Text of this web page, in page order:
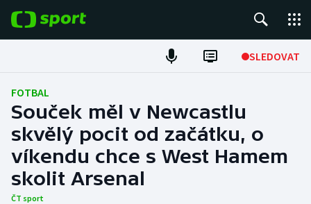
SLEDOVAT
Fotbal
Hokej
Tenis
Atletika
FOTBAL
Souček měl v Newcastlu
skvělý pocit od začátku, o
víkendu chce s West Hamem
skolit Arsenal
ČT sport